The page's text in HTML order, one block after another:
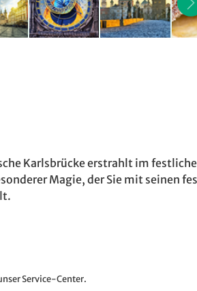
Karlsbrücke erstrahlt im
Magie, der Sie mit seinen
Service-Center.